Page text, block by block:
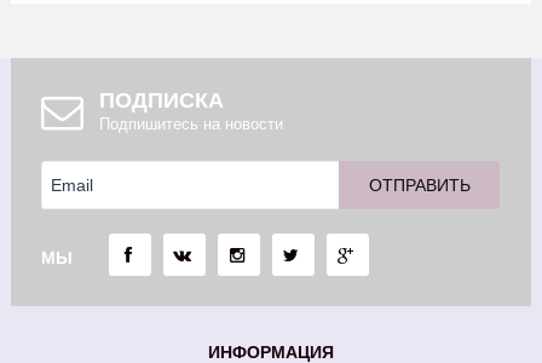
ПОДПИСКА
Подпишитесь на новости
МЫ
ИНФОРМАЦИЯ